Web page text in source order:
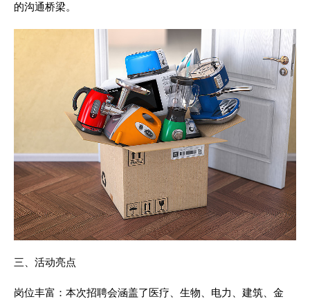
的沟通桥梁。
三、活动亮点
岗位丰富：本次招聘会涵盖了医疗、生物、电力、建筑、金